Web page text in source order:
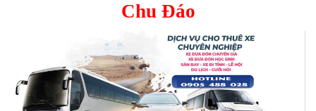
Chu Đáo